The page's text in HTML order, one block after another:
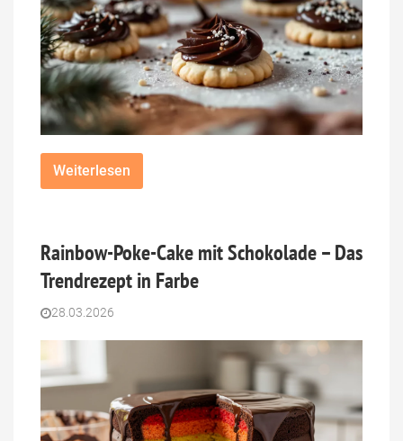
Weiterlesen
Rainbow-Poke-Cake mit Schokolade – Das
Trendrezept in Farbe
28.03.2026